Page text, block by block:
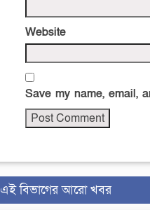
Website
Save my name, email,
এই বিভাগের আরো খবর